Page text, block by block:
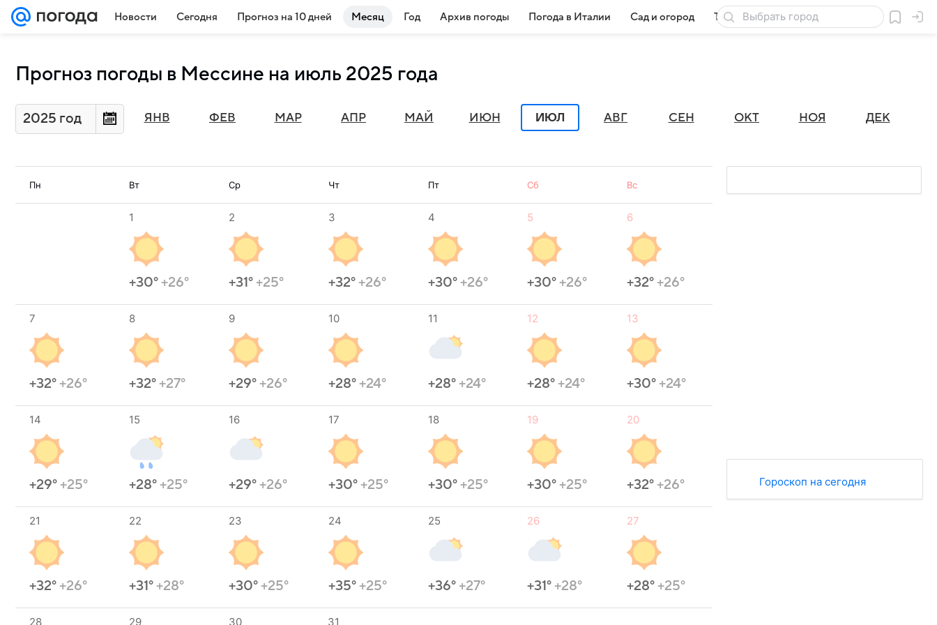
Новости Сегодня Прогноз на 10 дней Месяц Год Архив погоды Погода в Италии Сад и огород Товары для дачи
Прогноз погоды в Мессине на июль 2025 года
2025 год ЯНВ ФЕВ МАР АПР МАЙ ИЮН ИЮЛ АВГ СЕН ОКТ НОЯ ДЕК
Пн Вт Ср Чт Пт Сб Вс
1
+30°+26°
2
+31°+25°
3
+32°+26°
4
+30°+26°
5
+30°+26°
6
+32°+26°
7
+32°+26°
8
+32°+27°
9
+29°+26°
10
+28°+24°
11
+28°+24°
12
+28°+24°
13
+30°+24°
14
+29°+25°
15
+28°+25°
16
+29°+26°
17
+30°+25°
18
+30°+25°
19
+30°+25°
20
+32°+26°
21
+32°+26°
22
+31°+28°
23
+30°+25°
24
+35°+25°
25
+36°+27°
26
+31°+28°
27
+28°+25°
28 29 30 31
Гороскоп на сегодня